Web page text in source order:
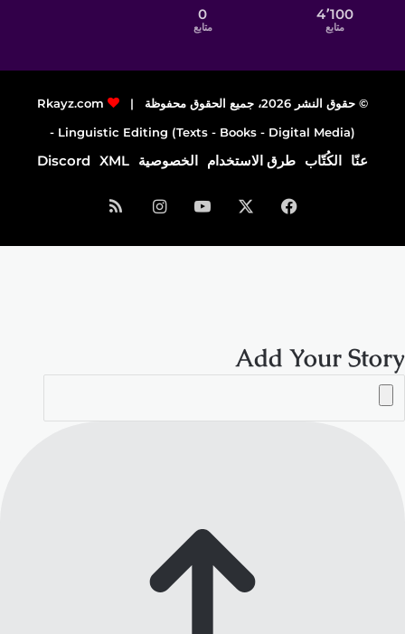
4٬100
متابع
0
متابع
© حقوق النشر 2026، جميع الحقوق محفوظة |
Rkayz.com
Linguistic Editing (Texts - Books - Digital Media) -
عنّا الكُتّاب طرق الاستخدام الخصوصية XML
Discord
فيسبوك ‫YouTubeانستقرامملخص
الموقع
Add Your Story